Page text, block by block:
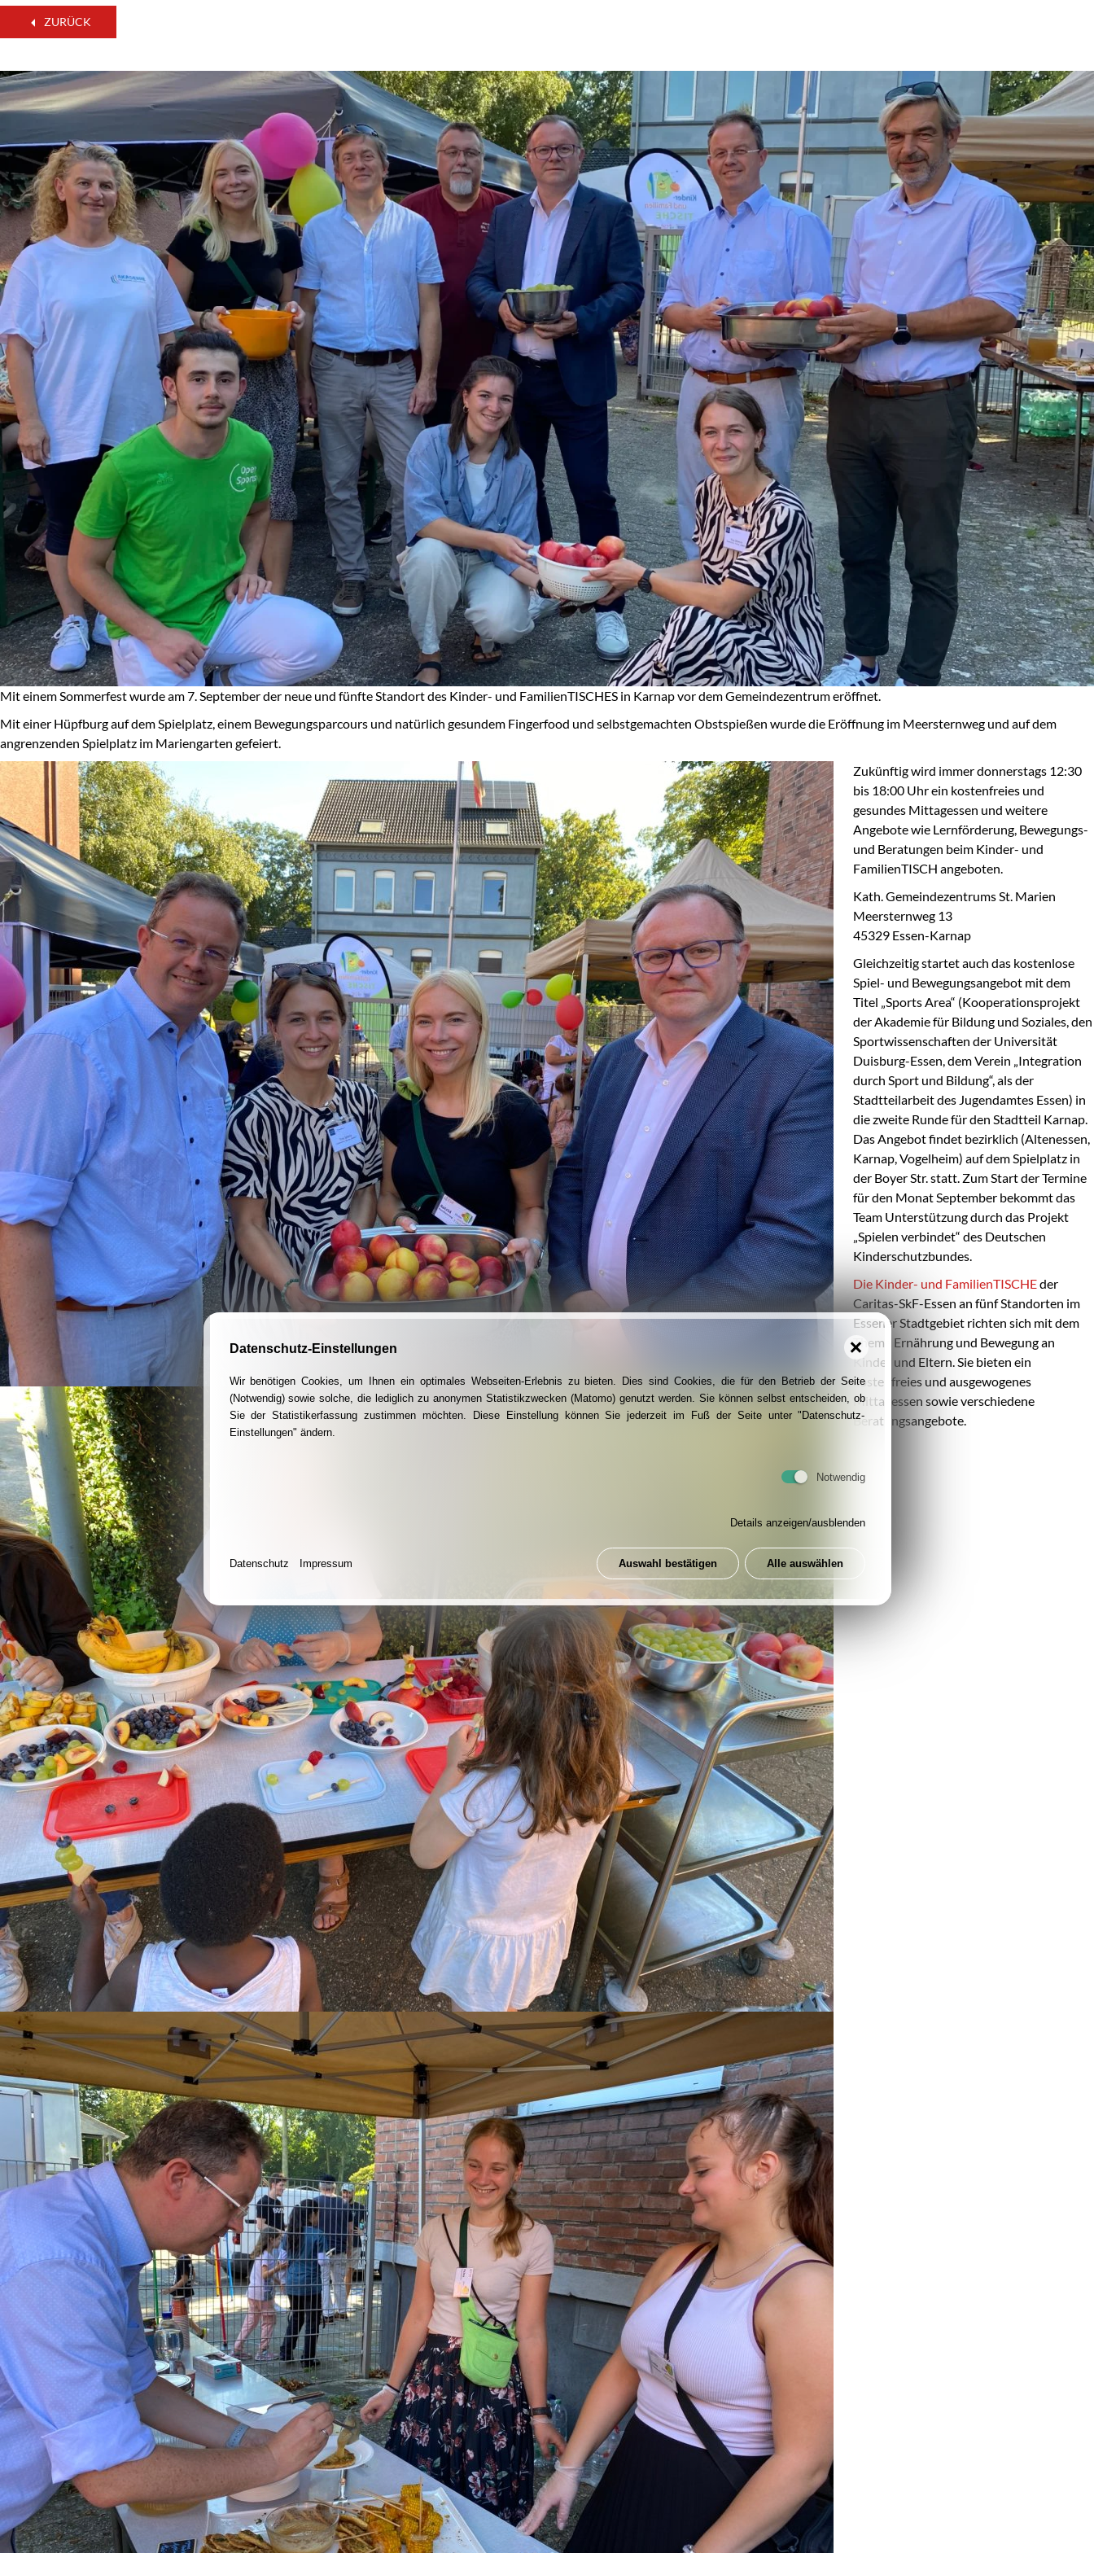
ZURÜCK
Mit einem Sommerfest wurde am 7. September der neue und fünfte Standort des Kinder- und FamilienTISCHES in Karnap vor dem Gemeindezentrum eröffnet.
Mit einer Hüpfburg auf dem Spielplatz, einem Bewegungsparcours und natürlich gesundem Fingerfood und selbstgemachten Obstspießen wurde die Eröffnung im Meersternweg und auf dem
angrenzenden Spielplatz im Mariengarten gefeiert.
Zukünftig wird immer donnerstags 12:30
bis 18:00 Uhr ein kostenfreies und
gesundes Mittagessen und weitere
Angebote wie Lernförderung, Bewegungs-
und Beratungen beim Kinder- und
FamilienTISCH angeboten.
Kath. Gemeindezentrums St. Marien
Meersternweg 13
45329 Essen-Karnap
Gleichzeitig startet auch das kostenlose
Spiel- und Bewegungsangebot mit dem
Titel „Sports Area“ (Kooperationsprojekt
der Akademie für Bildung und Soziales, den
Sportwissenschaften der Universität
Duisburg-Essen, dem Verein „Integration
durch Sport und Bildung“, als der
Stadtteilarbeit des Jugendamtes Essen) in
die zweite Runde für den Stadtteil Karnap.
Das Angebot findet bezirklich (Altenessen,
Karnap, Vogelheim) auf dem Spielplatz in
der Boyer Str. statt. Zum Start der Termine
für den Monat September bekommt das
Team Unterstützung durch das Projekt
„Spielen verbindet“ des Deutschen
Kinderschutzbundes.
Die Kinder- und FamilienTISCHEder
Caritas-SkF-Essen an fünf Standorten im
Essener Stadtgebiet richten sich mit dem
Thema Ernährung und Bewegung an
Kinder und Eltern. Sie bieten ein
kostenfreies und ausgewogenes
Mittagessen sowie verschiedene
Beratungsangebote.
Datenschutz-Einstellungen
Wir benötigen Cookies, um Ihnen ein optimales Webseiten-Erlebnis zu bieten. Dies sind Cookies, die für den Betrieb der Seite
(Notwendig) sowie solche, die lediglich zu anonymen Statistikzwecken (Matomo) genutzt werden. Sie können selbst entscheiden, ob
Sie der Statistikerfassung zustimmen möchten. Diese Einstellung können Sie jederzeit im Fuß der Seite unter "Datenschutz-
Einstellungen" ändern.
Notwendig
Details anzeigen/ausblenden
Auswahl bestätigen Alle auswählen
Datenschutz Impressum